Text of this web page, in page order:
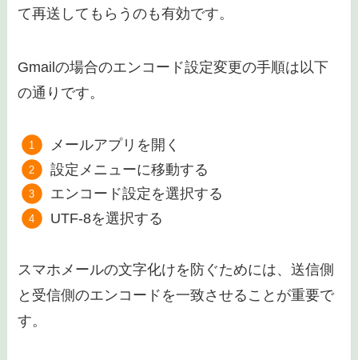
て再送してもらうのも有効です。
Gmailの場合のエンコード設定変更の手順は以下
の通りです。
メールアプリを開く
設定メニューに移動する
エンコード設定を選択する
UTF-8を選択する
スマホメールの文字化けを防ぐためには、送信側
と受信側のエンコードを一致させることが重要で
す。